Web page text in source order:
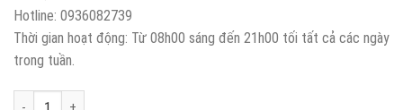
Hotline: 0936082739
Thời gian hoạt động: Từ 08h00 sáng đến 21h00 tối tất cả các ngày
trong tuần.
Bộ Quần Áo Mưa Siêu Nhẹ LS2 Capote số lượng